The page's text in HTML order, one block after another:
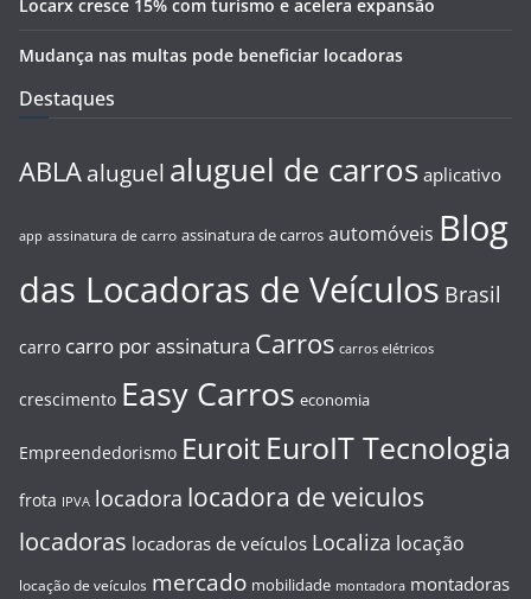
Locarx cresce 15% com turismo e acelera expansão
Mudança nas multas pode beneficiar locadoras
Destaques
ABLA aluguel aluguel de carros aplicativo
app assinatura de carro assinatura de carros automóveis Blog
das Locadoras de Veículos Brasil
carro carro por assinatura Carros carros elétricos
crescimento Easy Carros economia
Empreendedorismo Euroit EuroIT Tecnologia
frota IPVA locadora locadora de veiculos
locadoras locadoras de veículos Localiza locação
locação de veículos mercado mobilidade montadora montadoras